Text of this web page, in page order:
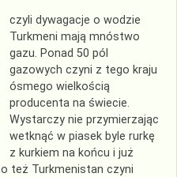
czyli dywagacje o wodzie
Turkmeni mają mnóstwo
gazu. Ponad 50 pól
gazowych czyni z tego kraju
ósmego wielkością
producenta na świecie.
Wystarczy nie przymierzając
wetknąć w piasek byle rurkę
z kurkiem na końcu i już
też Turkmenistan czyni